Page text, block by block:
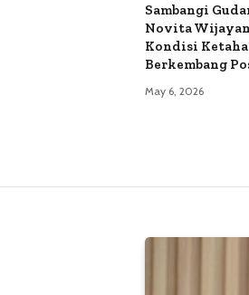
Sambangi
Novita
Kondisi
Berkembang
May 6, 2026